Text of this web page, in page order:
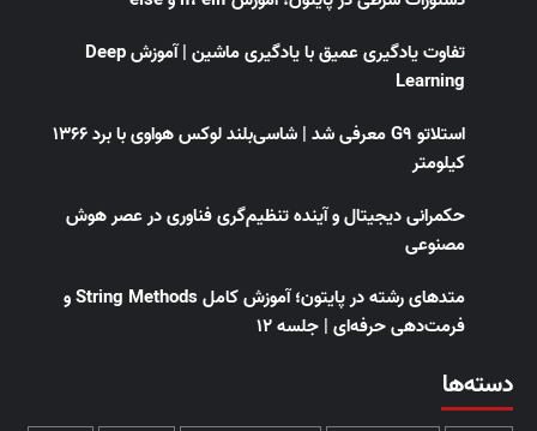
تفاوت یادگیری عمیق با یادگیری ماشین | آموزش Deep
Learning
استلاتو G9 معرفی شد | شاسی‌بلند لوکس هواوی با برد ۱۳۶۶
کیلومتر
حکمرانی دیجیتال و آینده تنظیم‌گری فناوری در عصر هوش
مصنوعی
متدهای رشته در پایتون؛ آموزش کامل String Methods و
فرمت‌دهی حرفه‌ای | جلسه ۱۲
دسته‌ها